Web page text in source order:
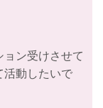
ン受けさせて
活動したいで